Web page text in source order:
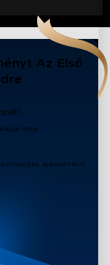
Az Első
meg:
ajánlatokról